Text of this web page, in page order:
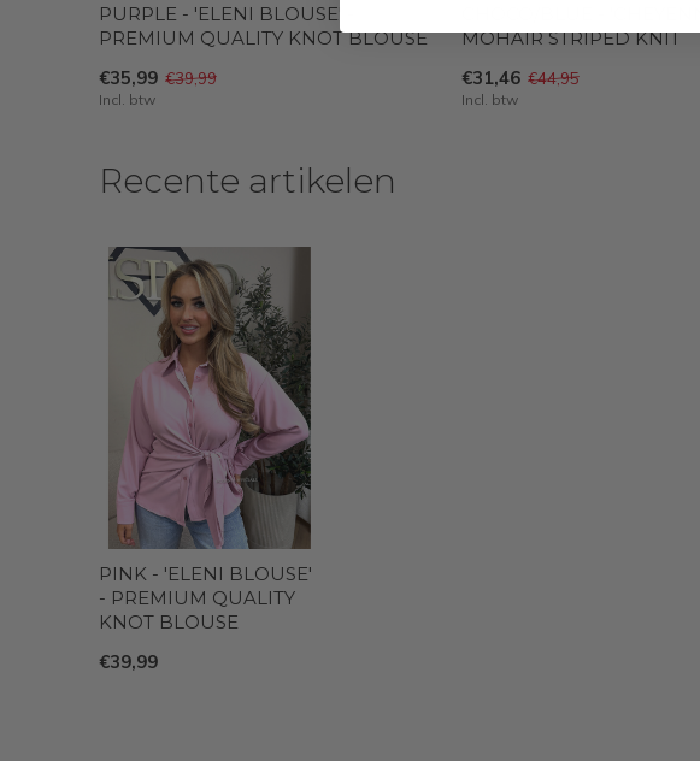
PURPLE - 'ELENI BLOUSE' -
PREMIUM QUALITY KNOT BLOUSE
€35,99 €39,99
Incl. btw
MOHAIR STRIPED KNIT
€31,46 €44,95
Incl. btw
Recente artikelen
PINK - 'ELENI BLOUSE'
- PREMIUM QUALITY
KNOT BLOUSE
€39,99